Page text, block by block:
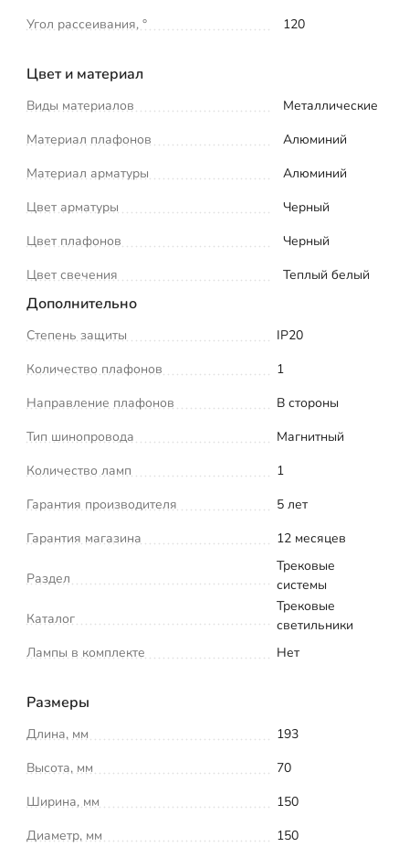
Угол рассеивания, °
120
Цвет и материал
Виды материалов
Металлические
Материал плафонов
Алюминий
Материал арматуры
Алюминий
Цвет арматуры
Черный
Цвет плафонов
Черный
Цвет свечения
Теплый белый
Дополнительно
Степень защиты
IP20
Количество плафонов
1
Направление плафонов
В стороны
Тип шинопровода
Магнитный
Количество ламп
1
Гарантия производителя
5 лет
Гарантия магазина
12 месяцев
Раздел
Трековые
системы
Каталог
Трековые
светильники
Лампы в комплекте
Нет
Размеры
Длина, мм
193
Высота, мм
70
Ширина, мм
150
Диаметр, мм
150